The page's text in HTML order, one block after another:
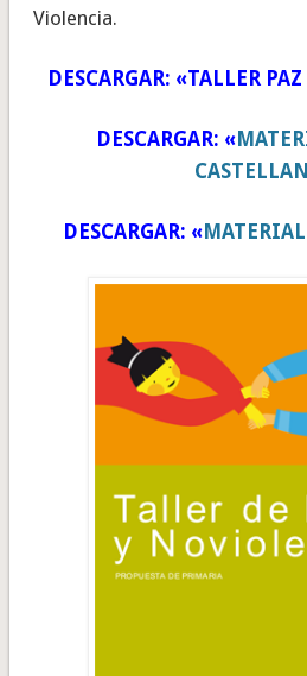
Violencia.
DESCARGAR: «TALLER
DESCARGAR: «
DESCARGAR: «